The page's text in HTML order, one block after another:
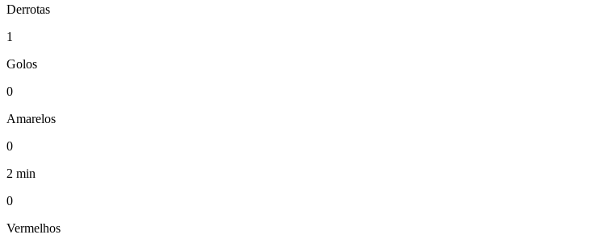
Derrotas
1
Golos
0
Amarelos
0
2 min
0
Vermelhos